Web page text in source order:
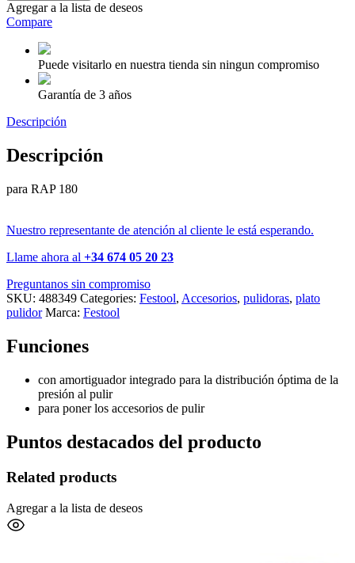
Agregar a la lista de deseos
Compare
Puede visitarlo en nuestra tienda sin ningun compromiso
Garantía de 3 años
Descripción
Descripción
para RAP 180
Nuestro representante de atención al cliente le está esperando.
Llame ahora al +34 674 05 20 23
Preguntanos sin compromiso
SKU: 488349 Categories: Festool, Accesorios, pulidoras, plato
pulidor Marca: Festool
Funciones
con amortiguador integrado para la distribución óptima de la
presión al pulir
para poner los accesorios de pulir
Puntos destacados del producto
Related products
Agregar a la lista de deseos